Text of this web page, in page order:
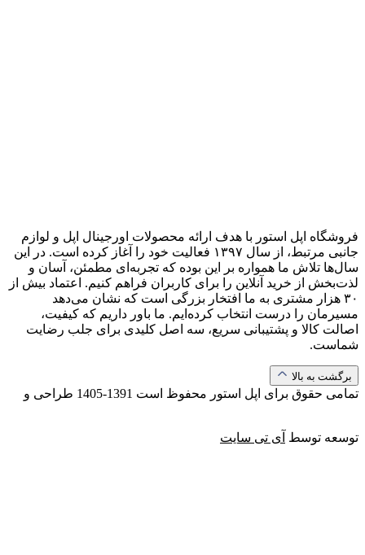
فروشگاه اپل استور با هدف ارائه‌ محصولات اورجینال اپل و لوازم
جانبی مرتبط، از سال ۱۳۹۷ فعالیت خود را آغاز کرده است. در این
سال‌ها تلاش ما همواره بر این بوده که تجربه‌ای مطمئن، آسان و
لذت‌بخش از خرید آنلاین را برای کاربران فراهم کنیم. اعتماد بیش از
۳۰ هزار مشتری به ما افتخار بزرگی است که نشان می‌دهد
مسیرمان را درست انتخاب کرده‌ایم. ما باور داریم که کیفیت،
اصالت کالا و پشتیبانی سریع، سه اصل کلیدی برای جلب رضایت
شماست.
برگشت به بالا
تمامی حقوق برای اپل استور محفوظ است 1391-1405 طراحی و
توسعه توسط آی تی سایت